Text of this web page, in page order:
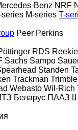
Benz NRF
series M-series T-
Peer Perkins
RDS Reekie
Sachs Sampo
Standen
Trackman Trimble
Webasto Wil-Rich
Беларус ПААЗ